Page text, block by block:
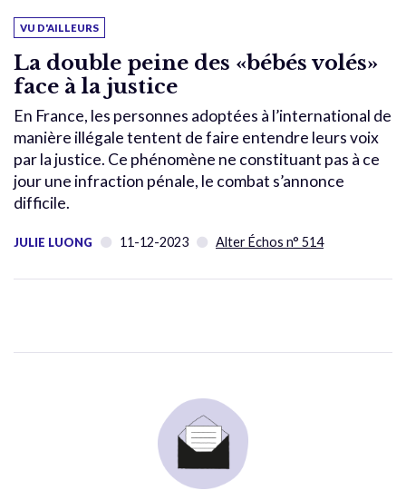
VU D'AILLEURS
La double peine des «bébés volés»
face à la justice
En France, les personnes adoptées à l’international de
manière illégale tentent de faire entendre leurs voix
par la justice. Ce phénomène ne constituant pas à ce
jour une infraction pénale, le combat s’annonce
difficile.
JULIE LUONG 11-12-2023 Alter Échos n° 514